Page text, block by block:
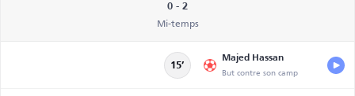
0 - 2
Mi-temps
15’
Majed Hassan
But contre son camp